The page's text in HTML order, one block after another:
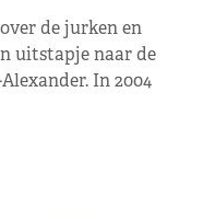
de jurken en
uitstapje naar de
In 2004